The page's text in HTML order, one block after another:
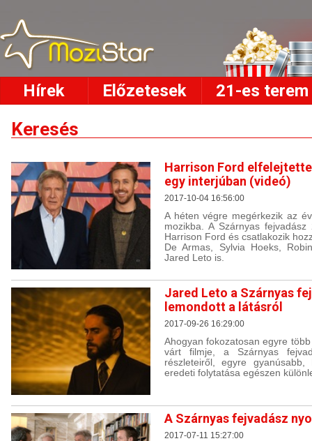
Hírek Előzetesek 21-es terem
Keresés
Harrison Ford
egy interjúban (videó)
2017-10-04 16:56:00
A héten végre megérkezik az
mozikba. A Szárnyas
Harrison Ford és csatlakozik
De Armas, Sylvia Hoeks,
Jared Leto is.
Jared Leto a Szárnyas
lemondott a látásról
2017-09-26 16:29:00
Ahogyan fokozatosan egyre
várt filmje, a Szárnyas
részleteiről, egyre
eredeti folytatása egészen
A Szárnyas fejvadász
2017-07-11 15:27:00